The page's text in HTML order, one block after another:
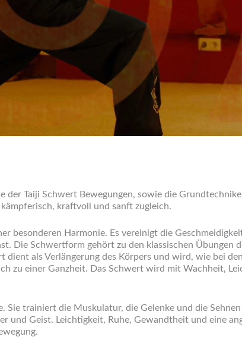
der Taiji Schwert Bewegungen, sowie die
kraftvoll und sanft zugleich.
besonderen Harmonie. Es vereinigt die
Die Schwertform gehört zu den klassischen Übungen
dient als Verlängerung des Körpers und wird, wie bei
zu einer Ganzheit. Das Schwert wird mit Wachheit,
Sie trainiert die Muskulatur, die Gelenke und die
und Geist. Leichtigkeit, Ruhe, Gewandtheit und eine